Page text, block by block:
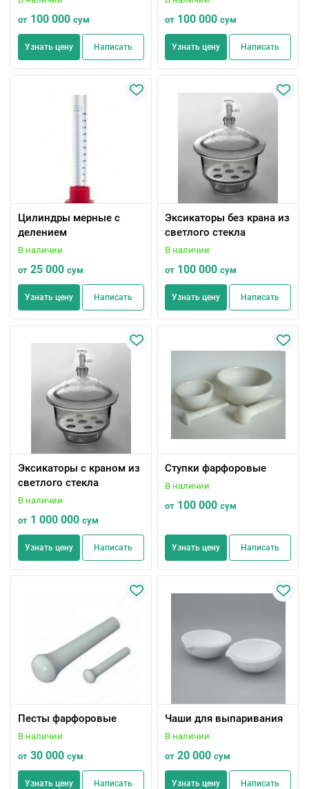
от 100 000 сум
Узнать цену Написать
пробкой
от 100 000 сум
Узнать цену Написать
Цилиндры мерные с
делением
В наличии
от 25 000 сум
Узнать цену Написать
Эксикаторы без крана из
светлого стекла
В наличии
от 100 000 сум
Узнать цену Написать
Эксикаторы с краном из
светлого стекла
В наличии
от 1 000 000 сум
Узнать цену Написать
Ступки фарфоровые
В наличии
от 100 000 сум
Узнать цену Написать
Песты фарфоровые
В наличии
от 30 000 сум
Узнать цену Написать
Чаши для выпаривания
В наличии
от 20 000 сум
Узнать цену Написать